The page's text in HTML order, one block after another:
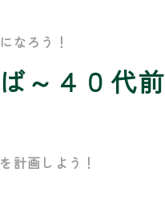
なろう！
～４０代前
計画しよう！